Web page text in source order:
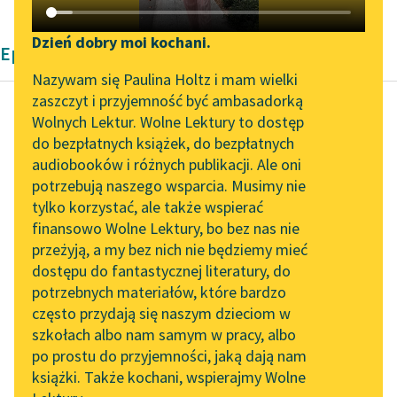
Katalog DAISY
Podkasty o książkach
Zgłoś brak utworu
Aktualności
Zapraszamy na spotkanie
online z tłumaczkami
literatury skandynawskiej
Spotkanie z Katarzyną
Tunkiel w Oslo
Wolne Lektury na 32.
Pol’and’Rock Festivalu
„Kochanek Lady
Chatterley” do słuchania
na Wolnych Lekturach
Nowy audiobook –
Narzędzia
Mapa Wolnych Lektur
Leśmianator
Przewodnik dla piszących i
czytających
API
OAI-PMH
Widget Wolnych Lektur
Przypisy
Dzień dobry moi kochani.
Nazywam się Paulina Holtz i mam wielki
zaszczyt i przyjemność być ambasadorką
Wolnych Lektur. Wolne Lektury to dostęp
do bezpłatnych książek, do bezpłatnych
audiobooków i różnych publikacji. Ale oni
potrzebują naszego wsparcia. Musimy nie
tylko korzystać, ale także wspierać
finansowo Wolne Lektury, bo bez nas nie
przeżyją, a my bez nich nie będziemy mieć
dostępu do fantastycznej literatury, do
potrzebnych materiałów, które bardzo
często przydają się naszym dzieciom w
szkołach albo nam samym w pracy, albo
po prostu do przyjemności, jaką dają nam
książki. Także kochani, wspierajmy Wolne
Epika Pozytywizm Eliza Orzeszkowa
Eliza Orzeszkowa
Dobra pani
Pani Ewelina dumała o
swej niedoli. Nie
przesadzała bynajmniej
myśląc, że jest bardzo
nieszczęśliwą.
Istotnie...
Czytaj więcej